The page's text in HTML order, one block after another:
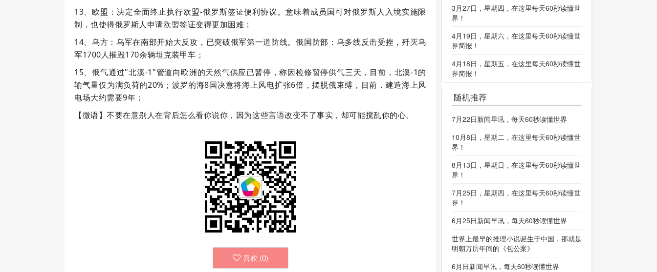
13、欧盟：决定全面终止执行欧盟-俄罗斯签证便利协议。意味着成员国可对俄罗斯人入境实施限
制，也使得俄罗斯人申请欧盟签证变得更加困难；
14、乌方：乌军在南部开始大反攻，已突破俄军第一道防线。俄国防部：乌多线反击受挫，歼灭乌
军1700人摧毁170余辆坦克装甲车；
15、俄气通过"北溪-1"管道向欧洲的天然气供应已暂停，称因检修暂停供气三天，目前，北溪-1的
输气量仅为满负荷的20%；波罗的海8国决意将海上风电扩张6倍，摆脱俄束缚，目前，建造海上风
电场大约需要9年；
【微语】不要在意别人在背后怎么看你说你，因为这些言语改变不了事实，却可能搅乱你的心。
喜欢 (0)
3月27日，星期四，在这里每天60秒读懂世
界！
4月19日，星期六，在这里每天60秒读懂世
界简报！
4月18日，星期五，在这里每天60秒读懂世
界简报！
随机推荐
7月22日新闻早讯，每天60秒读懂世界
10月8日，星期二，在这里每天60秒读懂世
界！
8月13日，星期日，在这里每天60秒读懂世
界！
7月25日，星期四，在这里每天60秒读懂世
界！
6月25日新闻早讯，每天60秒读懂世界
世界上最早的推理小说诞生于中国，那就是
明朝万历年间的《包公案》
6月日新闻早讯，每天60秒读懂世界